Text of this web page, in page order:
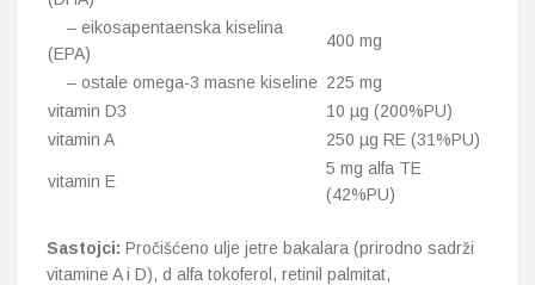
– eikosapentaenska kiselina
(EPA)
400 mg
– ostale omega-3 masne kiseline 225 mg
vitamin D3
10 µg (200%PU)
vitamin A
250 µg RE (31%PU)
vitamin E
5 mg alfa TE
(42%PU)
Sastojci: Pročišćeno ulje jetre bakalara (prirodno sadrži
vitamine A i D), d alfa tokoferol, retinil palmitat,